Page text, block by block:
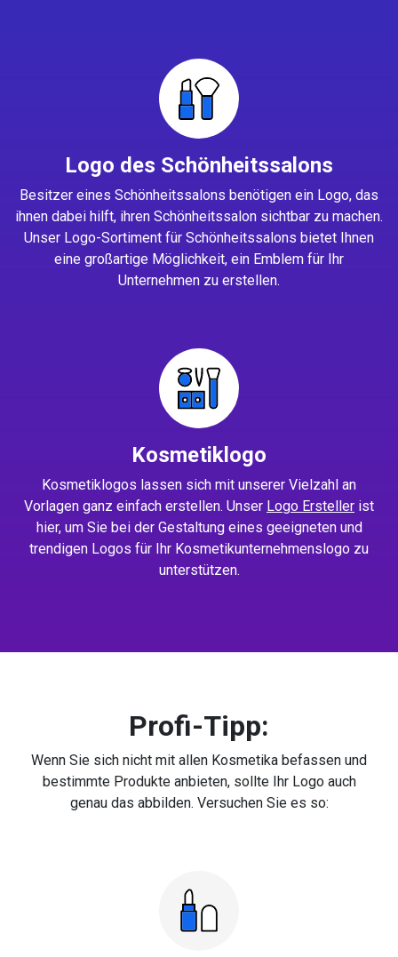
Logo des Schönheitssalons
Besitzer eines Schönheitssalons benötigen ein Logo, das
ihnen dabei hilft, ihren Schönheitssalon sichtbar zu machen.
Unser Logo-Sortiment für Schönheitssalons bietet Ihnen
eine großartige Möglichkeit, ein Emblem für Ihr
Unternehmen zu erstellen.
Kosmetiklogo
Kosmetiklogos lassen sich mit unserer Vielzahl an
Vorlagen ganz einfach erstellen. Unser Logo Ersteller ist
hier, um Sie bei der Gestaltung eines geeigneten und
trendigen Logos für Ihr Kosmetikunternehmenslogo zu
unterstützen.
Profi-Tipp:
Wenn Sie sich nicht mit allen Kosmetika befassen und
bestimmte Produkte anbieten, sollte Ihr Logo auch
genau das abbilden. Versuchen Sie es so: